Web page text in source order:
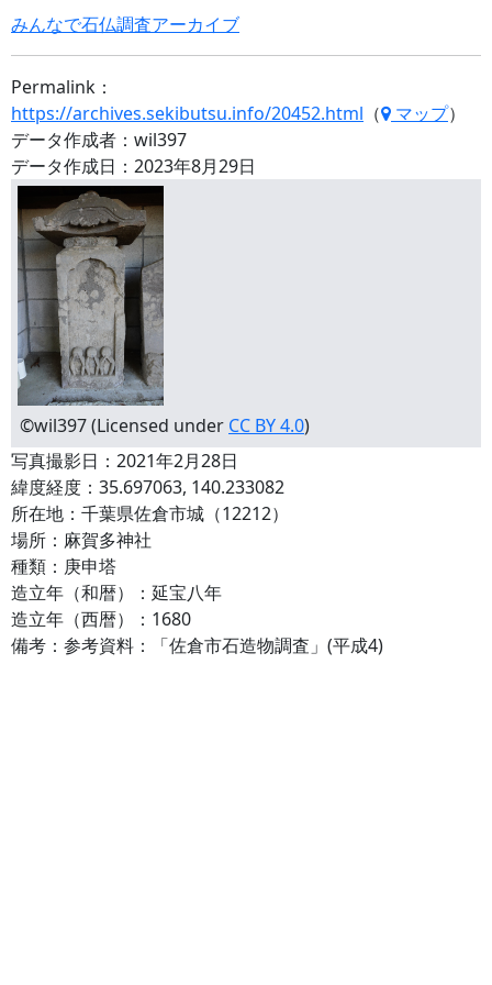
みんなで石仏調査アーカイブ
Permalink：
https://archives.sekibutsu.info/20452.html （ マップ）
データ作成者：wil397
データ作成日：2023年8月29日
©wil397 (Licensed under CC BY 4.0)
写真撮影日：2021年2月28日
緯度経度：35.697063, 140.233082
所在地：千葉県佐倉市城（12212）
場所：麻賀多神社
種類：庚申塔
造立年（和暦）：延宝八年
造立年（西暦）：1680
備考：参考資料：「佐倉市石造物調査」(平成4)